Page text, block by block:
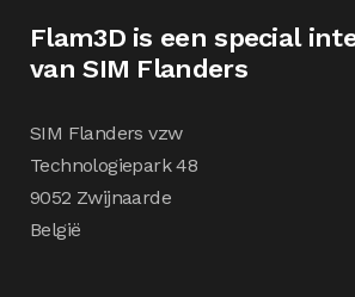
Flam3D is een special
van SIM Flanders
SIM Flanders vzw
Technologiepark 48
9052 Zwijnaarde
België